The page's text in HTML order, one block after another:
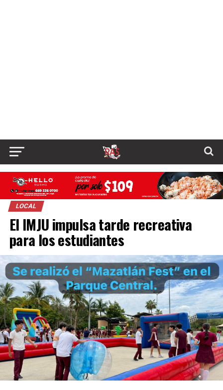
LOCAL
El IMJU impulsa tarde recreativa
para los estudiantes